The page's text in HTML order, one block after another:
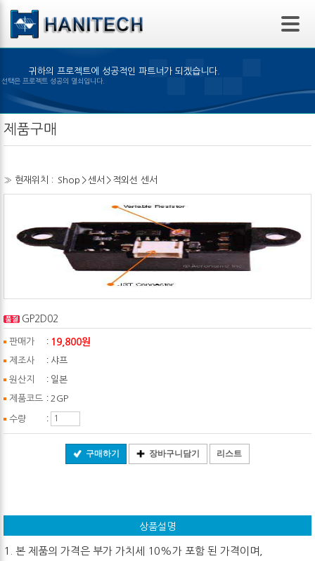
본문 바로가기
귀하의 프로젝트에 성공적인 파트너가 되겠습니다.
제품의 선택은 프로젝트 성공의 열쇠입니다.
제품구매
» 현재위치 : Shop >센서 > 적외선 센서
GP2D02
판매가 : 19,800원
제조사 : 샤프
원산지 : 일본
제품코드 : 2GP
수량 :
구매하기 장바구니담기 리스트
상품설명
1. 본 제품의 가격은 부가 가치세 10%가 포함 된 가격이며,